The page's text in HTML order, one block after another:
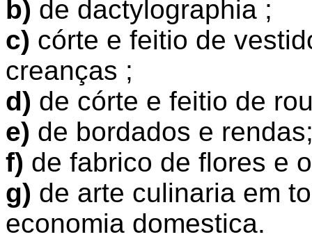
b) de dactylographia ;
c) córte e feitio de
creanças ;
d) de córte e feitio de
e) de bordados e
f) de fabrico de flores e
g) de arte culinaria em
economia domestica.